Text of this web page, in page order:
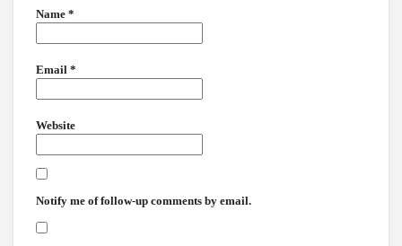
Name *
Email *
Website
Notify me of follow-up comments by email.